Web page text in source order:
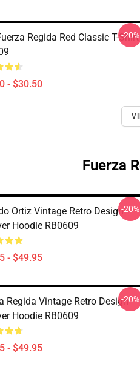
Regida Red Classic T-Shirt
- $30.50
-20%
Fuerza
Ortiz Vintage Retro Design
Hoodie RB0609
- $49.95
-20%
Regida Vintage Retro Design
Hoodie RB0609
- $49.95
-20%